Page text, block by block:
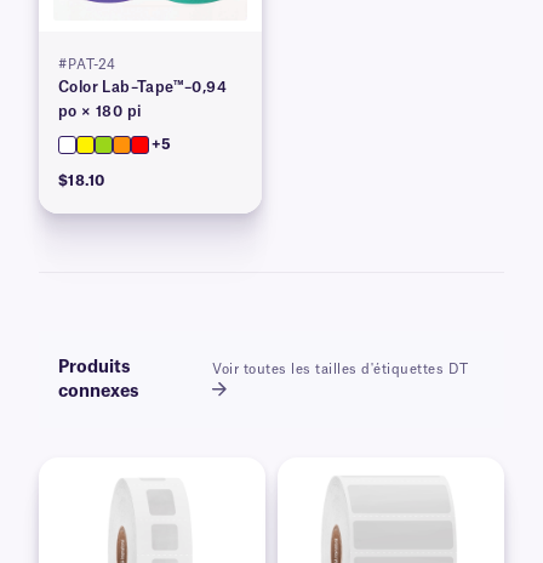
#PAT-24
Color Lab–Tape™–0,94
po × 180 pi
+5
$18.10
Produits
connexes
Voir toutes les tailles d'étiquettes DT